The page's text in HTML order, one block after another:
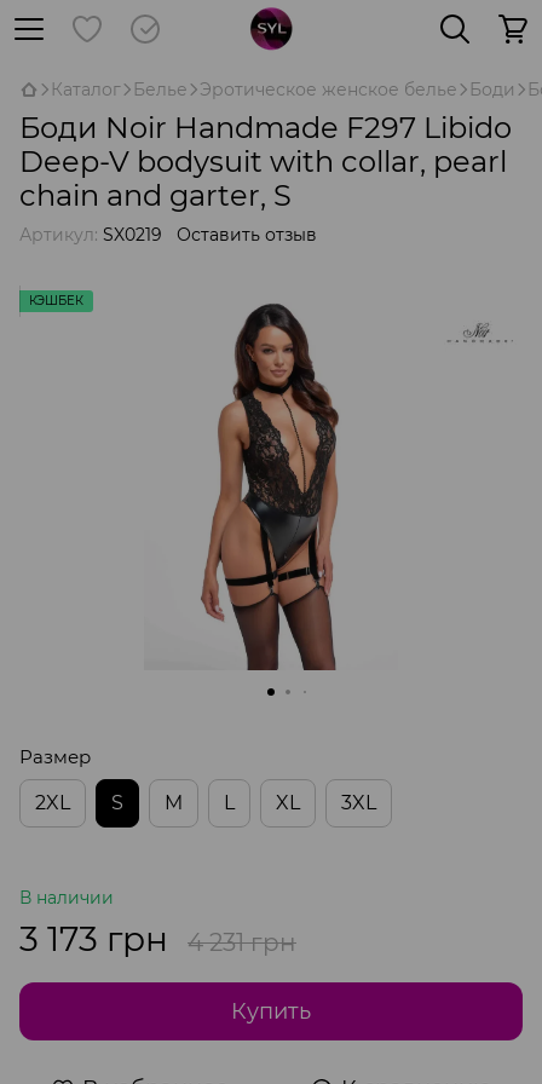
Каталог Белье Эротическое женское белье Боди
Боди Noir Handmade F297 Libido
Deep-V bodysuit with collar, pearl
chain and garter, S
Артикул: SX0219 Оставить отзыв
КЭШБЕК
Размер
2XL
S M L XL 3XL
В наличии
3 173 грн 4 231 грн
Купить